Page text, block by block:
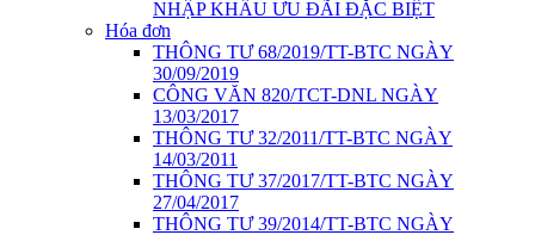
NHẬP KHẨU ƯU ĐÃI ĐẶC BIỆT
Hóa đơn
THÔNG TƯ 68/2019/TT-BTC NGÀY
30/09/2019
CÔNG VĂN 820/TCT-DNL NGÀY
13/03/2017
THÔNG TƯ 32/2011/TT-BTC NGÀY
14/03/2011
THÔNG TƯ 37/2017/TT-BTC NGÀY
27/04/2017
THÔNG TƯ 39/2014/TT-BTC NGÀY